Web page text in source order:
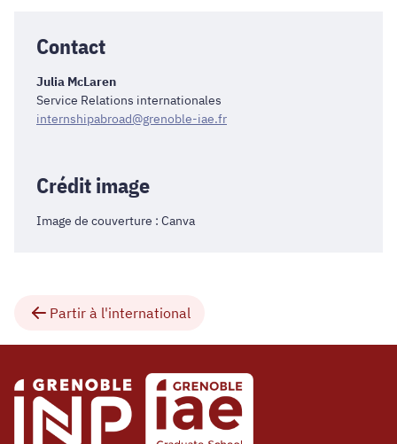
Contact
Julia McLaren
Service Relations internationales
internshipabroad@grenoble-iae.fr
Crédit image
Image de couverture : Canva
Partir à l'international